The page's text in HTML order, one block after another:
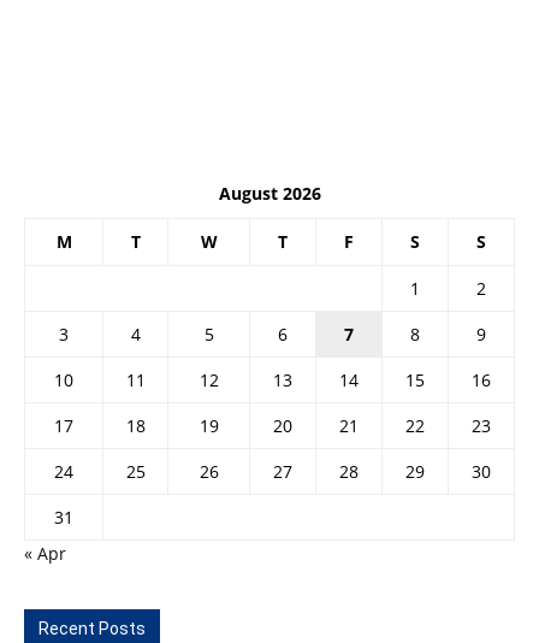
August 2026
M T W T F S S
1
2
3
4 5 6 7 8
9
10
11 12 13 14 15
16
17
18 19 20 21 22
23
24
25 26 27 28 29
30
31
« Apr
Recent Posts